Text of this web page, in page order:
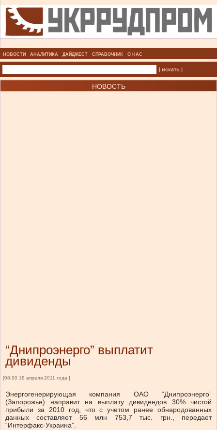
НОВОСТИ АНАЛИТИКА ДАЙДЖЕСТ СПРАВОЧНИК О НАС
| искать |
НОВОСТЬ
“Днипроэнерго” выплатит
дивиденды
[08:00 18 апреля 2011 года ]
Энергогенерирующая компания ОАО “Днипроэнерго”
(Запорожье) направит на выплату дивидендов 30% чистой
прибыли за 2010 год, что с учетом ранее обнародованных
данных составляет 56 млн 753,7 тыс. грн., передает
“Интерфакс-Украина”.